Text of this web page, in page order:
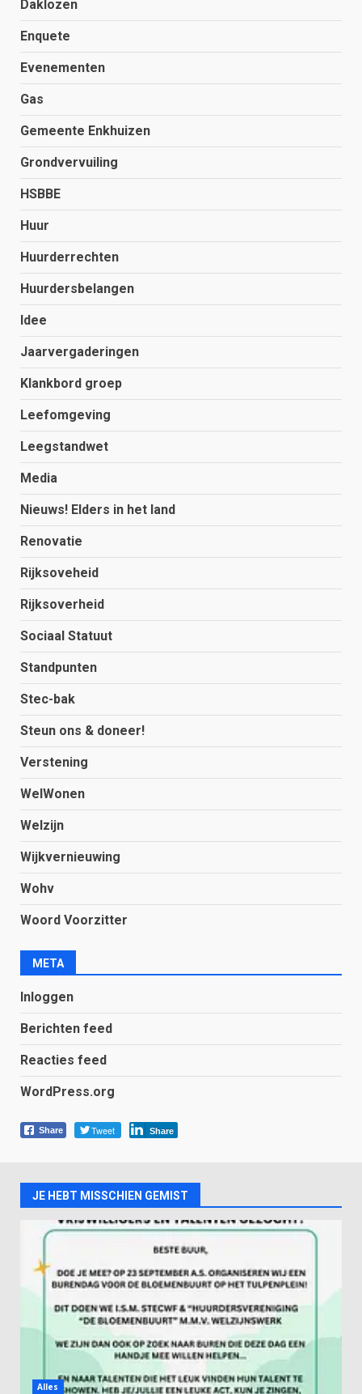
Daklozen
Enquete
Evenementen
Gas
Gemeente Enkhuizen
Grondvervuiling
HSBBE
Huur
Huurderrechten
Huurdersbelangen
Idee
Jaarvergaderingen
Klankbord groep
Leefomgeving
Leegstandwet
Media
Nieuws! Elders in het land
Renovatie
Rijksoveheid
Rijksoverheid
Sociaal Statuut
Standpunten
Stec-bak
Steun ons & doneer!
Verstening
WelWonen
Welzijn
Wijkvernieuwing
Wohv
Woord Voorzitter
META
Inloggen
Berichten feed
Reacties feed
WordPress.org
Share Tweet Share
JE HEBT MISSCHIEN GEMIST
Alles